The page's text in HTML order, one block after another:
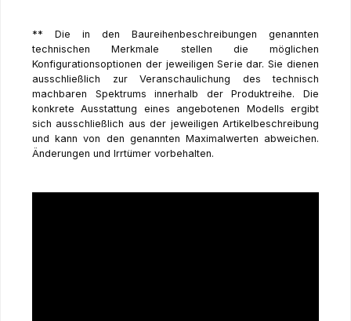
** Die in den Baureihenbeschreibungen genannten
technischen Merkmale stellen die möglichen
Konfigurationsoptionen der jeweiligen Serie dar. Sie dienen
ausschließlich zur Veranschaulichung des technisch
machbaren Spektrums innerhalb der Produktreihe. Die
konkrete Ausstattung eines angebotenen Modells ergibt
sich ausschließlich aus der jeweiligen Artikelbeschreibung
und kann von den genannten Maximalwerten abweichen.
Änderungen und Irrtümer vorbehalten.